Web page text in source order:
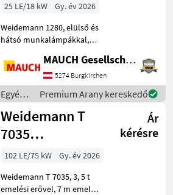
25 LE/18 kW
Gy. év 2026
Weidemann 1280, elülső és
hátsó munkalámpákkal,
differenciálzárral, különféle
rögzítési lehetőségekkel (pl.
Euro és Weidemann), akár
3120 mm eme
MAUCH Gesellschaft m.b.H. & Co.KG
5274 Burgkirchen
Egyéb
mezőgazdasági
erőgépek
/
Weidemann
Premium Arany kereskedő
Weidemann T
7035
teleszkópos
rakodó
Ár
kérésre
102 LE/75 kW
Gy. év 2026
Weidemann T 7035, 3, 5 t
emelési erővel, 7 m emelési